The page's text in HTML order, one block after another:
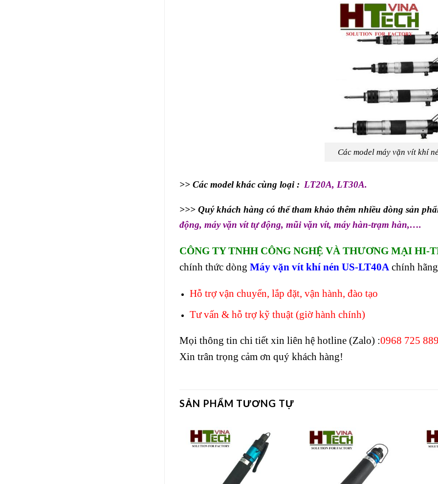
Các model máy vặn vít khí
>> Các model khác cùng loại : LT20A, LT30A.
>>> Quý khách hàng có thể tham khảo thêm nhiều dòng sản
động, máy vặn vít tự động, mũi vặn vít, máy hàn-trạm hàn,….
CÔNG TY TNHH CÔNG NGHỆ VÀ THƯƠNG MẠI HI-
chính thức dòng Máy vặn vít khí nén US-LT40A chính
Hỗ trợ vận chuyển, lắp đặt, vận hành, đào tạo
Tư vấn & hỗ trợ kỹ thuật (giờ hành chính)
Mọi thông tin chi tiết xin liên hệ hotline (Zalo) :0968 725
Xin trân trọng cảm ơn quý khách hàng!
SẢN PHẨM TƯƠNG TỰ
Add to
wishlist
Add to
wishlist